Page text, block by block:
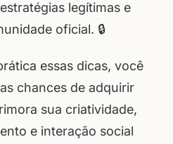
legítimas e
oficial. 🔒
essas dicas, você
chances de adquirir
sua criatividade,
e interação social